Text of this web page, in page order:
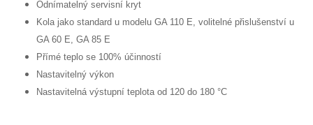
Odnímatelný servisní kryt
Kola jako standard u modelu GA 110 E, volitelné přislušenství u
GA 60 E, GA 85 E
Přímé teplo se 100% účinností
Nastavitelný výkon
Nastavitelná výstupní teplota od 120 do 180 °C